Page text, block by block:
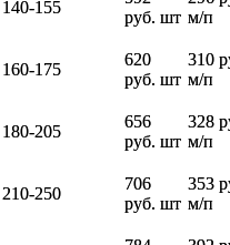
140-155
руб. шт м/п
160-175
620
руб. шт
310
м/п
180-205
656
руб. шт
328
м/п
210-250
706
руб. шт
353
м/п